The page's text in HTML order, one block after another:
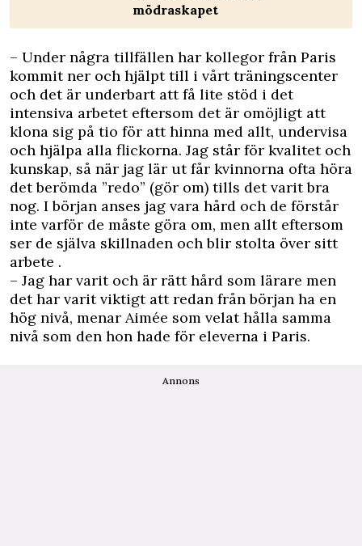
mödraskapet
– Under några tillfällen har kollegor från Paris
kommit ner och hjälpt till i vårt träningscenter
och det är underbart att få lite stöd i det
intensiva arbetet eftersom det är omöjligt att
klona sig på tio för att hinna med allt, undervisa
och hjälpa alla flickorna. Jag står för kvalitet och
kunskap, så när jag lär ut får kvinnorna ofta höra
det berömda ”redo” (gör om) tills det varit bra
nog. I början anses jag vara hård och de förstår
inte varför de måste göra om, men allt eftersom
ser de själva skillnaden och blir stolta över sitt
arbete .
– Jag har varit och är rätt hård som lärare men
det har varit viktigt att redan från början ha en
hög nivå, menar Aimée som velat hålla samma
nivå som den hon hade för eleverna i Paris.
Annons